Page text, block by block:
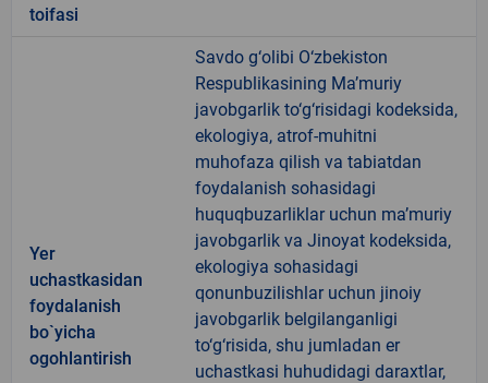
toifasi
Yer
uchastkasidan
foydalanish
bo`yicha
ogohlantirish
Savdo g‘olibi O‘zbekiston
Respublikasining Ma’muriy
javobgarlik to‘g‘risidagi kodeksida,
ekologiya, atrof-muhitni
muhofaza qilish va tabiatdan
foydalanish sohasidagi
huquqbuzarliklar uchun ma’muriy
javobgarlik va Jinoyat kodeksida,
ekologiya sohasidagi
qonunbuzilishlar uchun jinoiy
javobgarlik belgilanganligi
to‘g‘risida, shu jumladan er
uchastkasi huhudidagi daraxtlar,